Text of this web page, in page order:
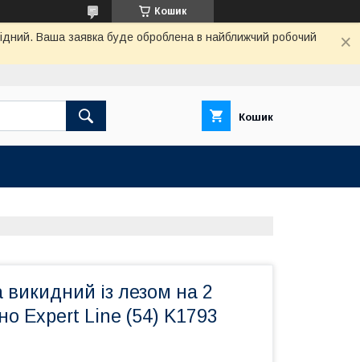
Кошик
Ваша заявка буде оброблена в найближчий робочий
Кошик
викидний із лезом на 2
Expert Line (54) K1793